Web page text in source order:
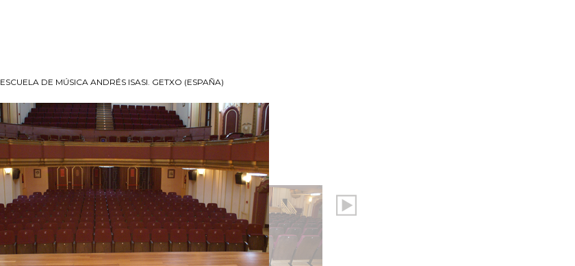
ESCUELA DE MÚSICA ANDRÉS ISASI. GETXO (ESPAÑA)